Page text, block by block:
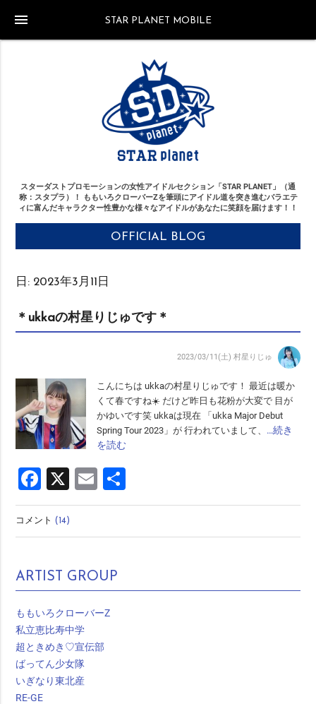
STAR PLANET MOBILE
menu
スターダストプロモーションの女性アイドルセクション「STAR PLANET」（通
称：スタプラ）！
ももいろクローバーZを筆頭にアイドル道を突き進むバラエテ
ィに富んだキャラクター性豊かな様々なアイドルがあなたに笑顔を届けます！！
OFFICIAL BLOG
日: 2023年3月11日
＊ukkaの村星りじゅです＊
2023/03/11(土) 村星りじゅ
こんにちは ukkaの村星りじゅです！ 最近は暖か
くて春ですね☀️ だけど昨日も花粉が大変で 目が
かゆいです笑 ukkaは現在 「ukka Major Debut
Spring Tour 2023」が 行われていまして、 …続き
を読む
Facebook
X Email
有
コメント(14)
ARTIST GROUP
ももいろクローバーZ
私立恵比寿中学
超ときめき♡宣伝部
ばってん少女隊
いぎなり東北産
RE-GE